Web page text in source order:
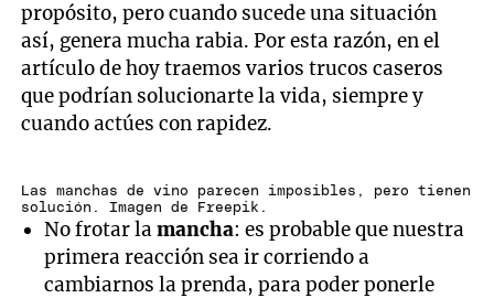
propósito, pero cuando sucede una situación
así, genera mucha rabia. Por esta razón, en el
artículo de hoy traemos varios trucos caseros
que podrían solucionarte la vida, siempre y
cuando actúes con rapidez.
Las manchas de vino parecen imposibles, pero tienen
solución. Imagen de Freepik.
No frotar lamancha: es probable que nuestra
primera reacción sea ir corriendo a
cambiarnos la prenda, para poder ponerle